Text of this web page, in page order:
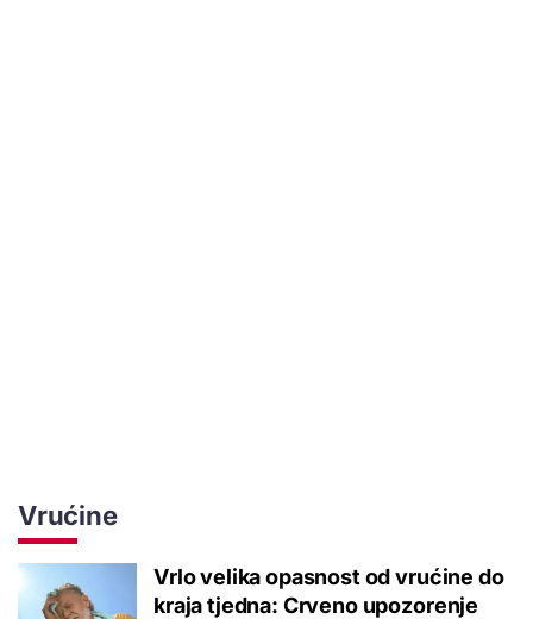
Vrućine
Vrlo velika opasnost od vrućine do
kraja tjedna: Crveno upozorenje